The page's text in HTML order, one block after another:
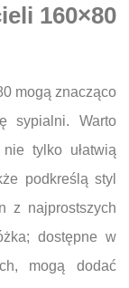
160×80
mogą znacząco
sypialni. Warto
tylko ułatwią
podkreślą styl
z najprostszych
dostępne w
mogą dodać